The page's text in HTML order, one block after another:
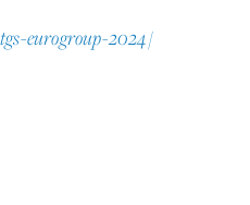
eurogroup-2024/